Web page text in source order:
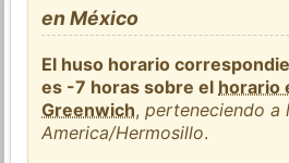
en México
El huso horario
es -7 horas sobre el horario
Greenwich,perteneciendo a
America/Hermosillo.